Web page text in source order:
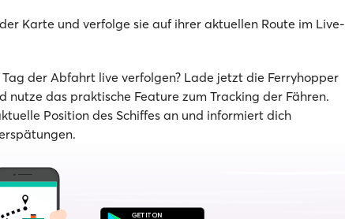
Karte und verfolge sie auf ihrer aktuellen Route im Live-
der Abfahrt live verfolgen? Lade jetzt die Ferryhopper
nutze das praktische Feature zum Tracking der Fähren.
Position des Schiffes an und informiert dich